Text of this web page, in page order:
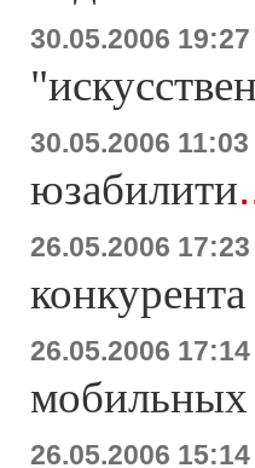
30.05.2006 19:27
30.05.2006 11:03
юзабилити
26.05.2006 17:23
26.05.2006 17:14
мобильных
26.05.2006 15:14